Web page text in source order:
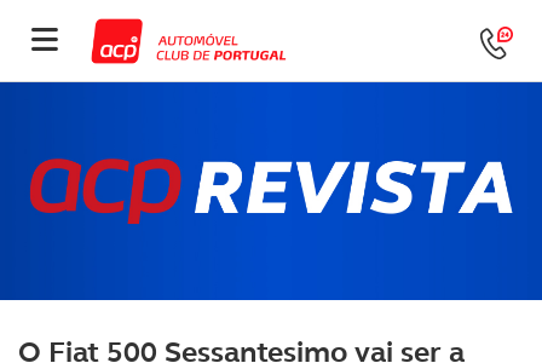
O Fiat 500 Sessantesimo vai ser a